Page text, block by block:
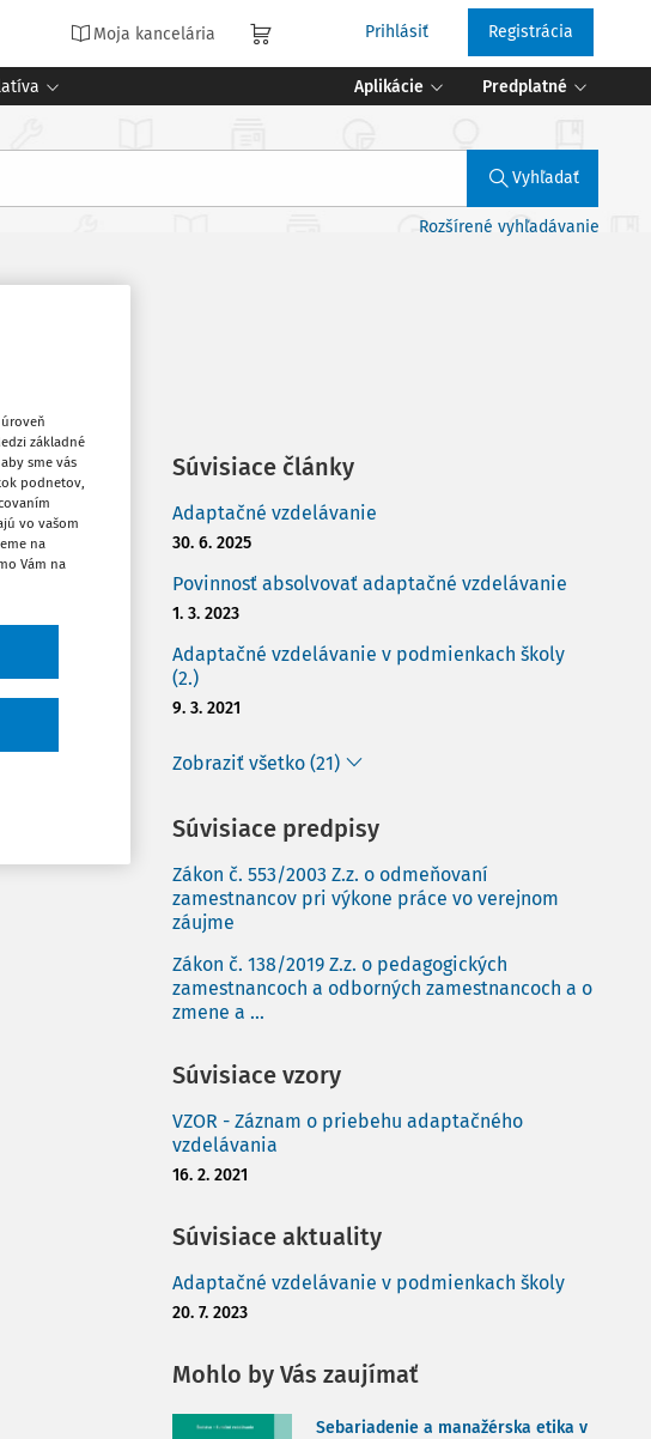
Moja kancelária Prihlásiť Registrácia
Aplikácie Predplatné
Vyhľadať
Rozšírené vyhľadávanie
Vytlačiť
Obľúbené
Súvisiace články
Adaptačné vzdelávanie
30. 6. 2025
Povinnosť absolvovať adaptačné vzdelávanie
1. 3. 2023
Adaptačné vzdelávanie v podmienkach školy
(2.)
9. 3. 2021
Zobraziť všetko (21)
Súvisiace predpisy
Zákon č. 553/2003 Z.z. o odmeňovaní
zamestnancov pri výkone práce vo verejnom
záujme
Zákon č. 138/2019 Z.z. o pedagogických
zamestnancoch a odborných zamestnancoch a o
zmene a ...
Súvisiace vzory
VZOR - Záznam o priebehu adaptačného
vzdelávania
16. 2. 2021
Súvisiace aktuality
Adaptačné vzdelávanie v podmienkach školy
20. 7. 2023
Mohlo by Vás zaujímať
Sebariadenie a manažérska etika v
základné
sme vás
podnetov,
vo vašom
na
Vám na